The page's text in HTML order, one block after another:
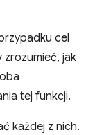
cel
zrozumieć, jak
tej funkcji.
każdej z nich.